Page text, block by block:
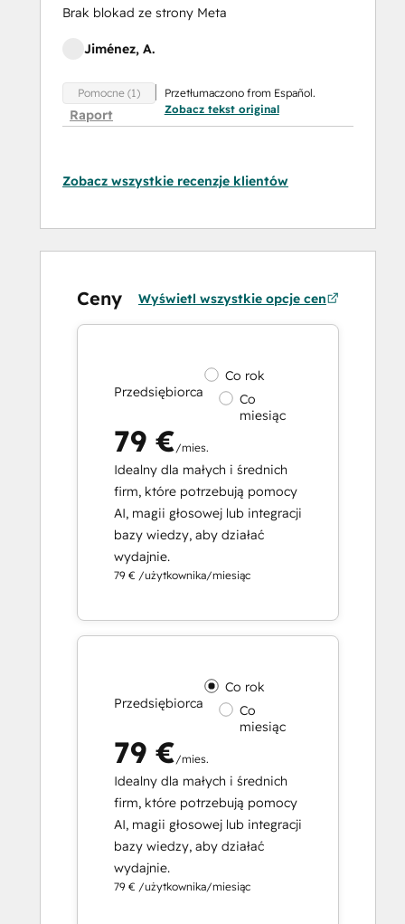
Brak blokad ze strony Meta
Jiménez, A.
Pomocne (1)
Raport
Przetłumaczono from Español.
Zobacz tekst original
Zobacz wszystkie recenzje klientów
Ceny Wyświetl wszystkie opcje cen
Przedsiębiorca
Co rok
Co
miesiąc
79 €/mies.
Idealny dla małych i średnich
firm, które potrzebują pomocy
AI, magii głosowej lub integracji
bazy wiedzy, aby działać
wydajnie.
79 € /użytkownika/miesiąc
Przedsiębiorca
Co rok
Co
miesiąc
79 €/mies.
Idealny dla małych i średnich
firm, które potrzebują pomocy
AI, magii głosowej lub integracji
bazy wiedzy, aby działać
wydajnie.
79 € /użytkownika/miesiąc